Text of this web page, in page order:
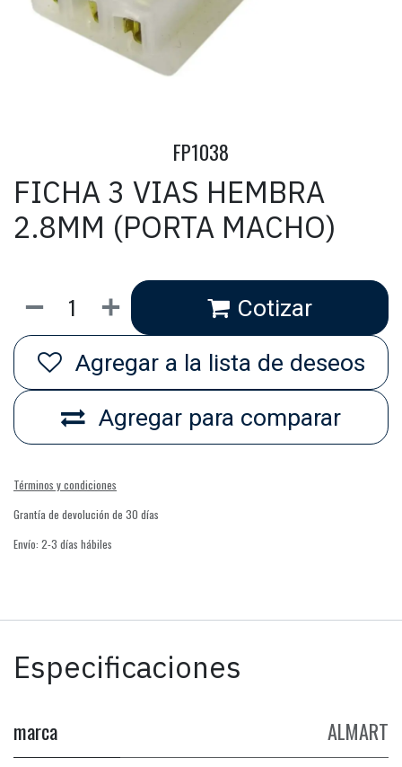
FP1038
FICHA 3 VIAS HEMBRA
2.8MM (PORTA MACHO)
Cotizar
Agregar para comparar
Agregar a la lista de deseos
Términos y condiciones
Grantía de devolución de 30 días
Envío: 2-3 días hábiles
Especificaciones
marca
ALMART